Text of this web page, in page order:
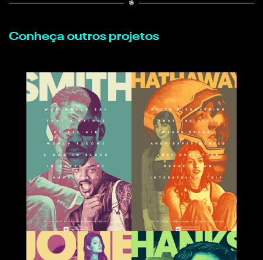
Conheça outros projetos